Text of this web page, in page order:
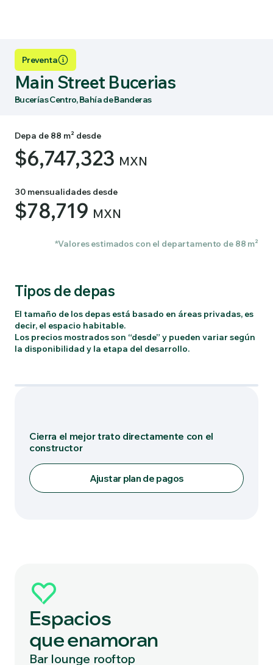
Preventa
Main Street Bucerias
Bucerías Centro, Bahía de Banderas
Depa de 88 m² desde
$6,747,323 MXN
30 mensualidades desde
$78,719 MXN
*Valores estimados con el departamento de 88 m²
Tipos de depas
El tamaño de los depas está basado en áreas privadas, es
decir, el espacio habitable.
Los precios mostrados son “desde” y pueden variar según
la disponibilidad y la etapa del desarrollo.
Cierra el mejor trato directamente con el
constructor
Ajustar plan de pagos
Espacios
que enamoran
Bar lounge rooftop